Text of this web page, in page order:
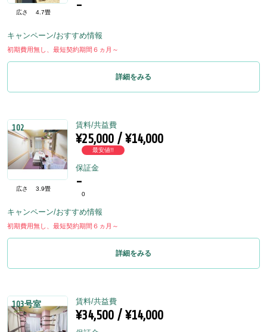
広さ 4.7畳 -
キャンペーン/おすすめ情報
初期費用無し、最短契約期間６ヵ月～
詳細をみる
102
広さ 3.9畳
賃料/共益費
¥25,000 / ¥14,000
最安値!!
保証金
-
0
キャンペーン/おすすめ情報
初期費用無し、最短契約期間６ヵ月～
詳細をみる
103号室 賃料/共益費
¥34,500 / ¥14,000